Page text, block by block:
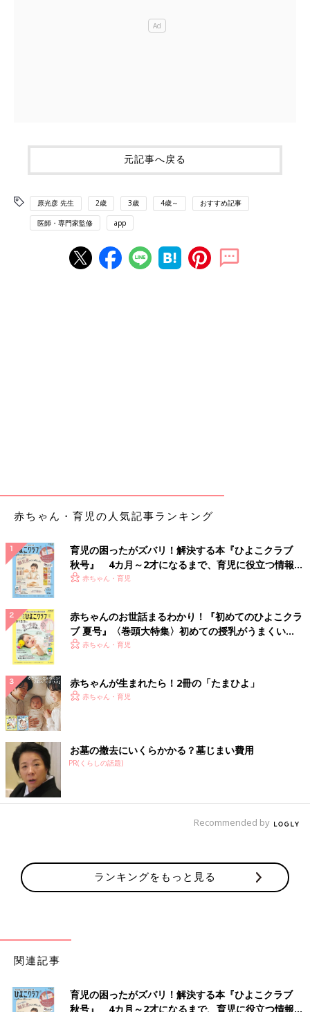
元記事へ戻る
原光彦 先生 2歳 3歳 4歳～ おすすめ記事
医師・専門家監修 app
赤ちゃん・育児の人気記事ランキング
育児の困ったがズバリ！解決する本『ひよこクラブ
秋号』 4カ月～2才になるまで、育児に役立つ情報が
いっぱい！
赤ちゃん・育児
赤ちゃんのお世話まるわかり！『初めてのひよこクラ
ブ 夏号』〈巻頭大特集〉初めての授乳がうまくい
く！ おっぱい・ミルクの基本と夏のトラブル 解決テ
赤ちゃん・育児
赤ちゃんが生まれたら！2冊の「たまひよ」
赤ちゃん・育児
お墓の撤去にいくらかかる？墓じまい費用
PR(くらしの話題)
Recommended by
ランキングをもっと見る
関連記事
育児の困ったがズバリ！解決する本『ひよこクラブ
秋号』 4カ月～2才になるまで、育児に役立つ情報が